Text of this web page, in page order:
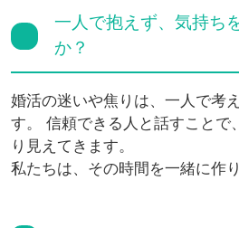
一人で抱えず、気持ち
か？
婚活の迷いや焦りは、一人で考
す。 信頼できる人と話すことで
り見えてきます。
私たちは、その時間を一緒に作り